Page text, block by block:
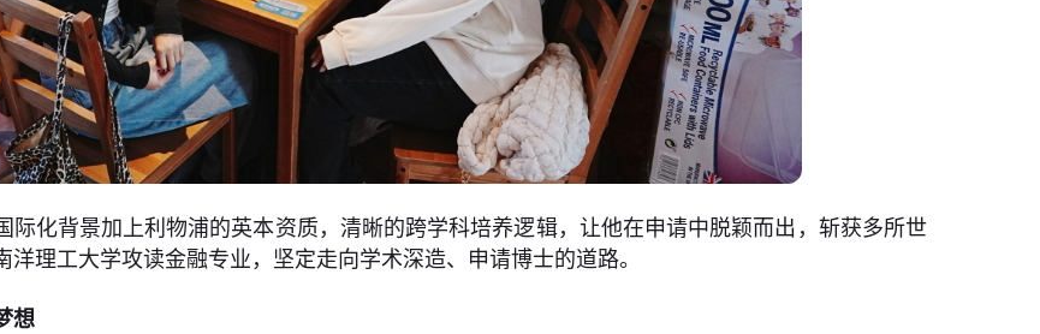
际化背景加上利物浦的英本资质，清晰的跨学科培养逻辑，让他在申请中脱颖而出，斩获多所世
理工大学攻读金融专业，坚定走向学术深造、申请博士的道路。
想